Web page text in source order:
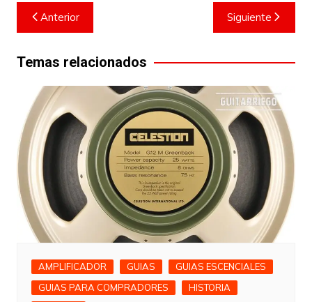
Navegación
de
entradas
Anterior Siguiente
Temas relacionados
AMPLIFICADOR GUIAS
GUIAS ESCENCIALES
GUIAS PARA COMPRADORES
HISTORIA